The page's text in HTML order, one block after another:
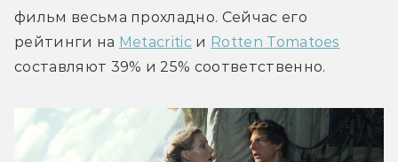
фильм весьма прохладно. Сейчас его
рейтинги на Metacritic и Rotten Tomatoes
составляют 39% и 25% соответственно.